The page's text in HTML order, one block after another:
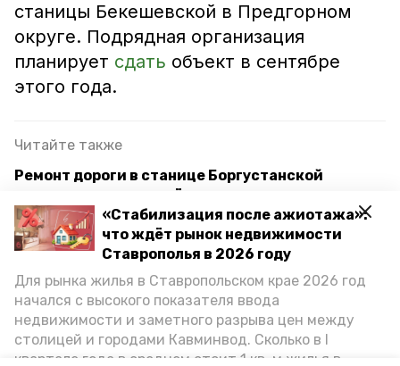
«Стабилизация после ажиотажа»:
что ждёт рынок недвижимости
Ставрополья в 2026 году
Для рынка жилья в Ставропольском крае 2026 год
начался с высокого показателя ввода
недвижимости и заметного разрыва цен между
столицей и городами Кавминвод. Сколько в I
квартале года в среднем стоит 1 кв. м жилья в
станицы Бекешевской в Предгорном
округе. Подрядная организация
планирует сдать объект в сентябре
этого года.
Читайте также
Ремонт дороги в станице Боргустанской
практически завершён
Стартовал ремонт пяти улиц в четырёх
населённых пунктах Предгорья
Ремонт дороги провели на въезде в хутор в
Предгорье